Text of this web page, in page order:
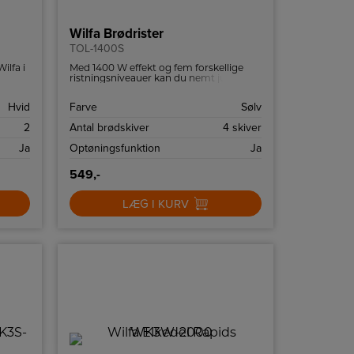
i
Hvid
2
Ja
Wilfa Brødrister
TOL-1400S
Med 1400 W effekt og fem forskellige
ristningsniveauer kan du nemt justere,
ristede eller mørkere skiver, får du altid
Farve
Sølv
Antal brødskiver
4 skiver
Optøningsfunktion
Ja
549,-
LÆG I KURV